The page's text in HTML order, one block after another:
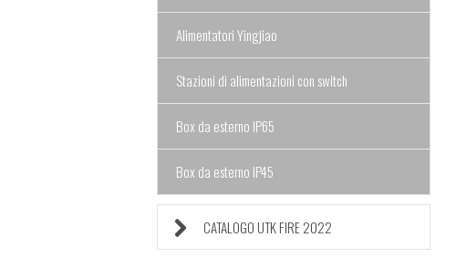
Alimentatori Yingjiao
Stazioni di alimentazioni con switch
Box da esterno IP65
Box da esterno IP45
CATALOGO UTK FIRE 2022